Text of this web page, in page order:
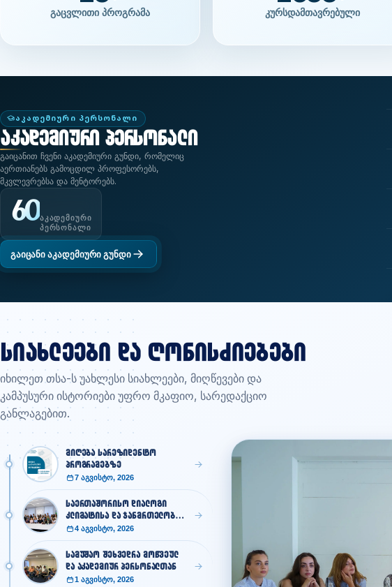
20+ 2600+
ᲐᲙᲐᲓᲔᲛᲘᲣᲠᲘ ᲞᲔᲠᲡᲝᲜᲐᲚᲘ
აკადემიური პერსონალი
გაიცანით ჩვენი აკადემიური გუნდი, რომელიც
აერთიანებს გამოცდილ პროფესორებს,
მკვლევრებსა და მენტორებს.
60ᲐᲙᲐᲓᲔᲛᲘᲣᲠᲘ
ᲞᲔᲠᲡᲝᲜᲐᲚᲘ
სიახლეები და ღონისძიებები
იხილეთ თსა-ს უახლესი სიახლეები, მიღწევები და
კამპუსური ისტორიები უფრო მკაფიო, სარედაქციო
მიღება სარეზიდენტო
პროგრამებზე
7 აგვისტო, 2026
საერთაშორისო დიალოგი
კლიმატისა და ჯანმრთელობის
შესახებ
4 აგვისტო, 2026
სამუშაო შეხვედრა მოწვეულ